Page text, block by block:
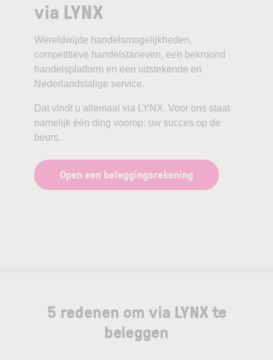
via LYNX
Wereldwijde handelsmogelijkheden,
competitieve handelstarieven, een bekroond
handelsplatform en een uitstekende en
Nederlandstalige service.
Dat vindt u allemaal via LYNX. Voor ons staat
namelijk één ding voorop: uw succes op de
beurs.
Open een beleggingsrekening
5 redenen om via LYNX te
beleggen